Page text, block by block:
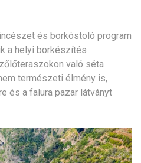
és borkóstoló program
a helyi borkészítés
való séta
természeti élmény is,
és a falura pazar látványt